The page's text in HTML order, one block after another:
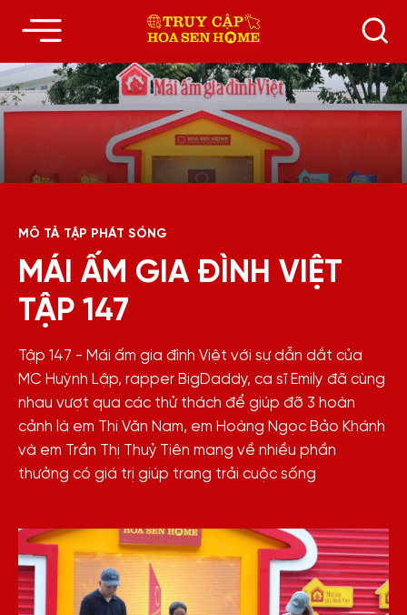
MÔ TẢ TẬP PHÁT SÓNG
MÁI ẤM GIA ĐÌNH VIỆT
TẬP 147
Tập 147 - Mái ấm gia đình Việt với sự dẫn dắt của
MC Huỳnh Lập, rapper BigDaddy, ca sĩ Emily đã cùng
nhau vượt qua các thử thách để giúp đỡ 3 hoàn
cảnh là em Thi Văn Nam, em Hoàng Ngọc Bảo Khánh
và em Trần Thị Thuỷ Tiên mang về nhiều phần
thưởng có giá trị giúp trang trải cuộc sống